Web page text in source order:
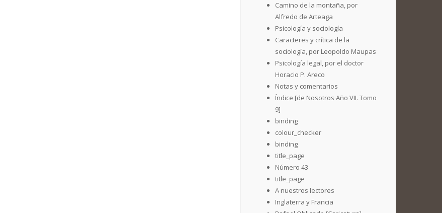
Camino de la montaña, por
Alfredo de Arteaga
Psicología y sociología
Caracteres y crítica de la
sociología, por Leopoldo Maupas
Psicología legal, por el doctor
Horacio P. Areco
Notas y comentarios
Índice [de Nosotros Año VII. Tomo
9]
binding
colour_checker
binding
title_page
Número 43
title_page
A nuestros lectores
Inglaterra y Francia